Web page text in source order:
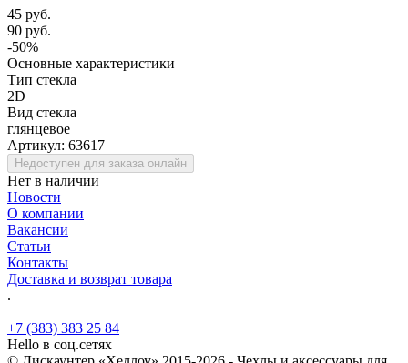
45 руб.
90 руб.
-50%
Основные характеристики
Тип стекла
2D
Вид стекла
глянцевое
Артикул: 63617
Недоступен для заказа онлайн
Нет в наличии
Новости
О компании
Вакансии
Статьи
Контакты
Доставка и возврат товара
.
+7 (383) 383 25 84
Hello в соц.сетях